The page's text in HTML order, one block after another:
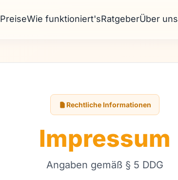
PreiseWie funktioniert'sRatgeberÜber uns
Rechtliche Informationen
Impressum
Angaben gemäß § 5 DDG